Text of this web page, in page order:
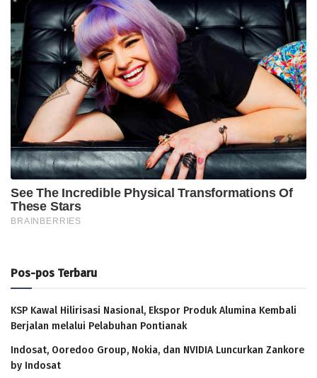
Pos-pos Terbaru
KSP Kawal Hilirisasi Nasional, Ekspor Produk Alumina Kembali
Berjalan melalui Pelabuhan Pontianak
Indosat, Ooredoo Group, Nokia, dan NVIDIA Luncurkan Zankore
by Indosat